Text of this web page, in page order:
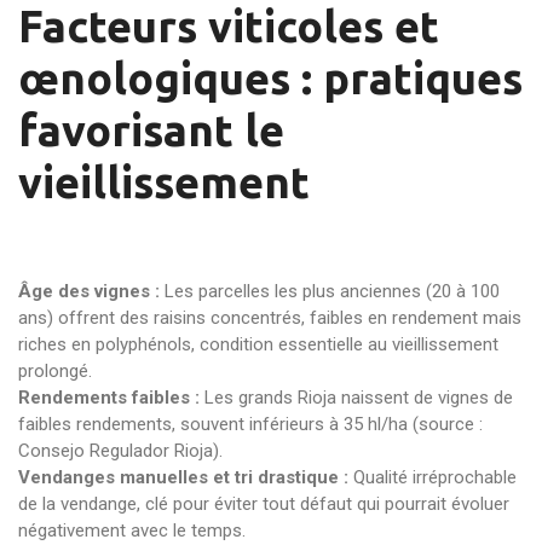
Facteurs viticoles et
œnologiques : pratiques
favorisant le
vieillissement
Âge des vignes : Les parcelles les plus anciennes (20 à 100
ans) offrent des raisins concentrés, faibles en rendement mais
riches en polyphénols, condition essentielle au vieillissement
prolongé.
Rendements faibles : Les grands Rioja naissent de vignes de
faibles rendements, souvent inférieurs à 35 hl/ha (source :
Consejo Regulador Rioja).
Vendanges manuelles et tri drastique : Qualité irréprochable
de la vendange, clé pour éviter tout défaut qui pourrait évoluer
négativement avec le temps.